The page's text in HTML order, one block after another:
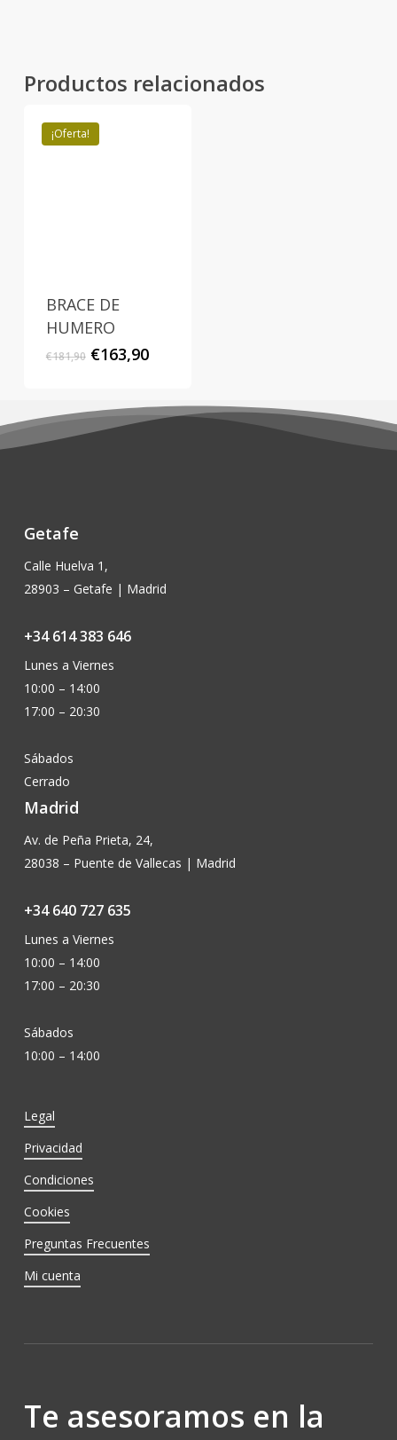
Productos relacionados
¡Oferta!
BRACE DE
HUMERO
€181,90 El
era:
€181,90.
€163,90El
es:
Getafe
Calle Huelva 1,
28903 – Getafe | Madrid
+34 614 383 646
Lunes a Viernes
10:00 – 14:00
17:00 – 20:30
Sábados
Cerrado
Madrid
Av. de Peña Prieta, 24,
28038 – Puente de Vallecas | Madrid
+34 640 727 635
Lunes a Viernes
10:00 – 14:00
17:00 – 20:30
Sábados
10:00 – 14:00
Legal
Privacidad
Condiciones
Cookies
Preguntas Frecuentes
Mi cuenta
Te asesoramos en la